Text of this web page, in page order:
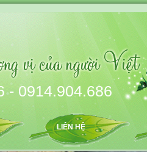
- 0914.904.686
LIÊN HỆ